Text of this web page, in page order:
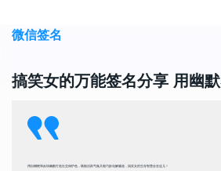
微信签名
搞笑女的万能签名分享 用幽
用自嘲梗和反转幽默打造社交保护色，既能活跃气氛又能巧妙化解尴尬，搞笑女的生存智慧全在这儿！